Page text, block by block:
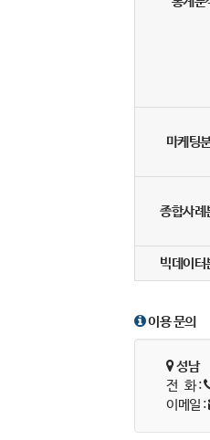
마케팅
종합사례
빅데이터
이용 문의
성남
전 화 :
이메일 :